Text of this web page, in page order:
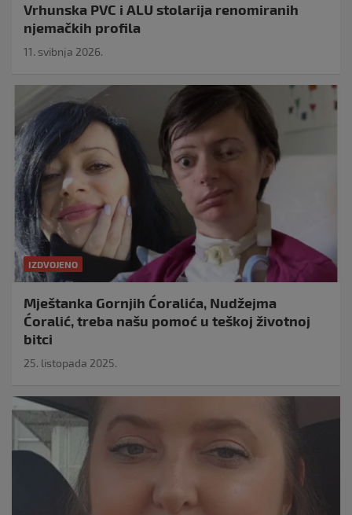
Vrhunska PVC i ALU stolarija renomiranih
njemačkih profila
11. svibnja 2026.
IZDVOJENO
Mještanka Gornjih Ćoralića, Nudžejma
Ćoralić, treba našu pomoć u teškoj životnoj
bitci
25. listopada 2025.